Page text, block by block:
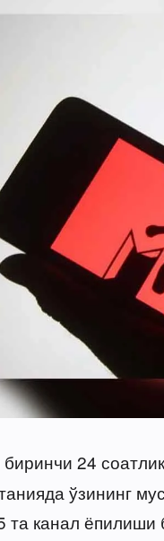
24
ўзининг
та канал ёпилиши